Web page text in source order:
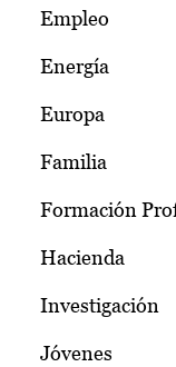
Empleo
Energía
Europa
Familia
Formación
Hacienda
Investigación
Jóvenes